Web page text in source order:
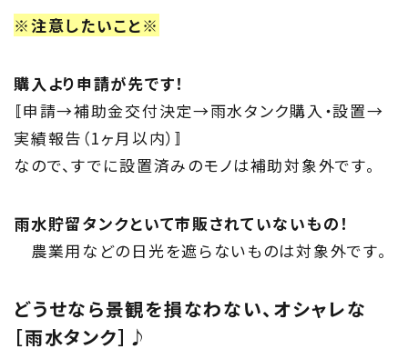
※注意したいこと※
購入より申請が先です！
〚申請→補助金交付決定→雨水タンク購入・設置→
実績報告（1ヶ月以内）〛
なので、すでに設置済みのモノは補助対象外です。
雨水貯留タンクといて市販されていないもの！
農業用などの日光を遮らないものは対象外です。
どうせなら景観を損なわない、オシャレな
［雨水タンク］♪